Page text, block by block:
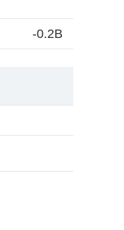
-0.2B